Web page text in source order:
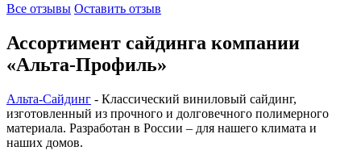
Все отзывы Оставить отзыв
Ассортимент сайдинга компании
«Альта-Профиль»
Альта-Сайдинг - Классический виниловый сайдинг,
изготовленный из прочного и долговечного полимерного
материала. Разработан в России – для нашего климата и
наших домов.